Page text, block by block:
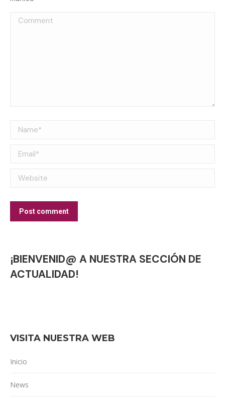
Comment
Name *
Email *
Website
Post comment
¡BIENVENID@ A NUESTRA SECCIÓN DE
ACTUALIDAD!
VISITA NUESTRA WEB
Inicio
News